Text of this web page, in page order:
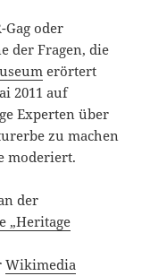
oder
der Fragen, die
erörtert
2011 auf
Experten über
zu machen
moderiert.
der
„Heritage
Wikimedia